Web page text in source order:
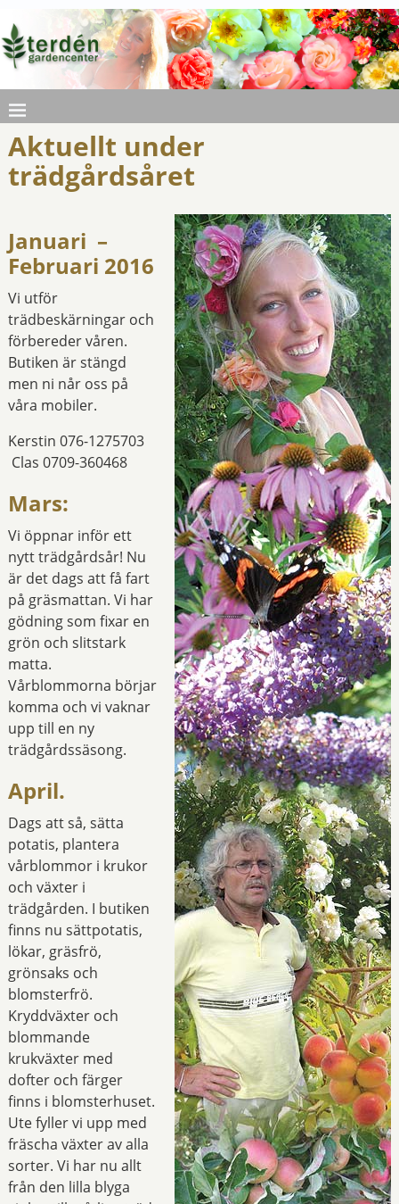
Aktuellt under
trädgårdsåret
Januari –
Februari 2016
Vi utför
trädbeskärningar och
förbereder våren.
Butiken är stängd
men ni når oss på
våra mobiler.
Kerstin 076-1275703
Clas 0709-360468
Mars:
Vi öppnar inför ett
nytt trädgårdsår! Nu
är det dags att få fart
på gräsmattan. Vi har
gödning som fixar en
grön och slitstark
matta.
Vårblommorna börjar
komma och vi vaknar
upp till en ny
trädgårdssäsong.
April.
Dags att så, sätta
potatis, plantera
vårblommor i krukor
och växter i
trädgården. I butiken
finns nu sättpotatis,
lökar, gräsfrö,
grönsaks och
blomsterfrö.
Kryddväxter och
blommande
krukväxter med
dofter och färger
finns i blomsterhuset.
Ute fyller vi upp med
fräscha växter av alla
sorter. Vi har nu allt
från den lilla blyga